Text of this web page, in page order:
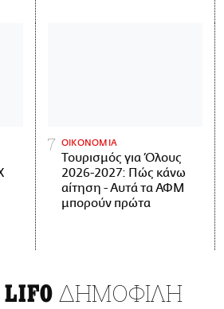
ΟΙΚΟΝΟΜΙΑ
Τουρισμός για Όλους
2026-2027: Πώς κάνω
αίτηση - Αυτά τα ΑΦΜ
μπορούν πρώτα
LIFO ΔΗΜΟΦΙΛΗ